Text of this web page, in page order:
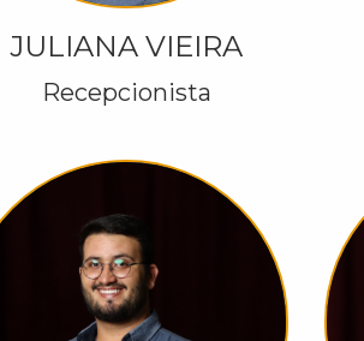
JULIANA VIEIRA
Recepcionista